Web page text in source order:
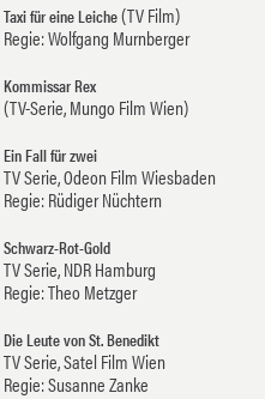
Taxi für eine Leiche(TV Film)
Regie: Wolfgang Murnberger
Kommissar Rex
(TV-Serie, Mungo Film Wien)
Ein Fall für zwei
TV Serie, Odeon Film Wiesbaden
Regie: Rüdiger Nüchtern
Schwarz-Rot-Gold
TV Serie, NDR Hamburg
Regie: Theo Metzger
Die Leute von St. Benedikt
TV Serie, Satel Film Wien
Regie: Susanne Zanke